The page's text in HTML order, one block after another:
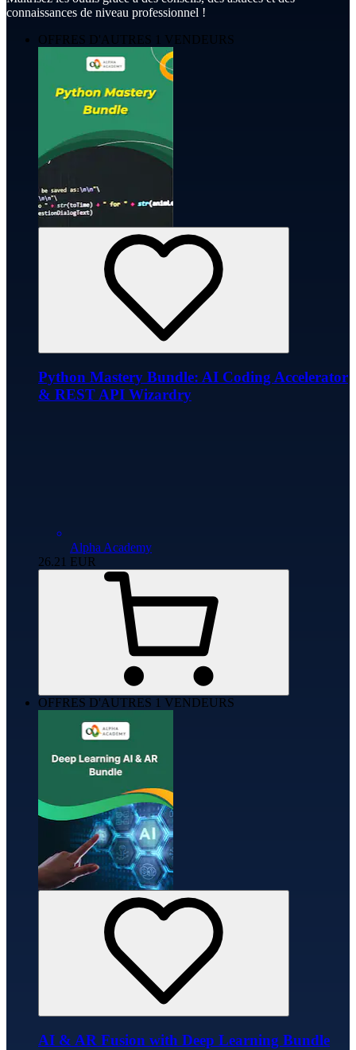
connaissances de niveau professionnel !
OFFRES D'AUTRES 1 VENDEURS
Python Mastery Bundle: AI Coding Accelerator
& REST API Wizardry
Alpha Academy
26.21 EUR
OFFRES D'AUTRES 1 VENDEURS
AI & AR Fusion with Deep Learning Bundle